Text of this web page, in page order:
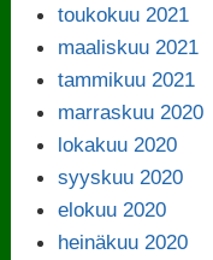
toukokuu 2021
maaliskuu 2021
tammikuu 2021
marraskuu 2020
lokakuu 2020
syyskuu 2020
elokuu 2020
heinäkuu 2020